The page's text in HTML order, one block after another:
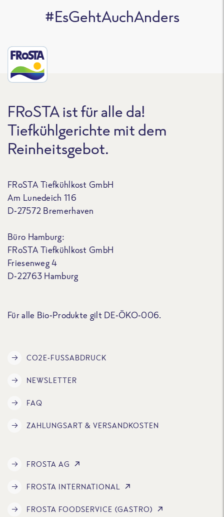
#EsGehtAuchAnders
FRoSTA ist für alle da!
Tiefkühlgerichte mit dem
Reinheitsgebot.
FRoSTA Tiefkühlkost GmbH
Am Lunedeich 116
D-27572 Bremerhaven
Büro Hamburg:
FRoSTA Tiefkühlkost GmbH
Friesenweg 4
D-22763 Hamburg
Für alle Bio-Produkte gilt DE-ÖKO-006.
CO2E-FUSSABDRUCK
NEWSLETTER
FAQ
ZAHLUNGSART & VERSANDKOSTEN
FROSTA AG
FROSTA INTERNATIONAL
FROSTA FOODSERVICE (GASTRO)